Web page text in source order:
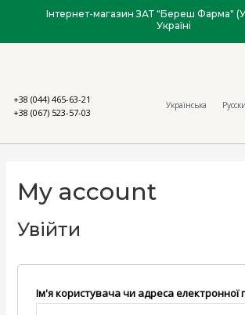
Інтернет-магазин ЗАТ "Береш Фарма"
Україні
+38 (044) 465-63-21
+38 (067) 523-57-03
Українська
My account
Увійти
Ім'я користувача чи адреса